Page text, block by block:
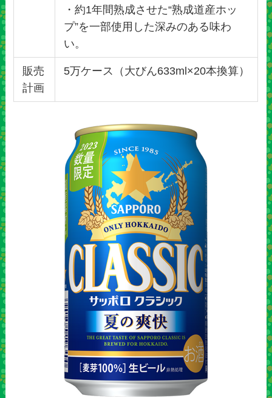
・約1年間熟成させた“熟成道産ホッ
プ”を一部使用した深みのある味わ
い。
販売
計画
5万ケース（大びん633ml×20本換算）